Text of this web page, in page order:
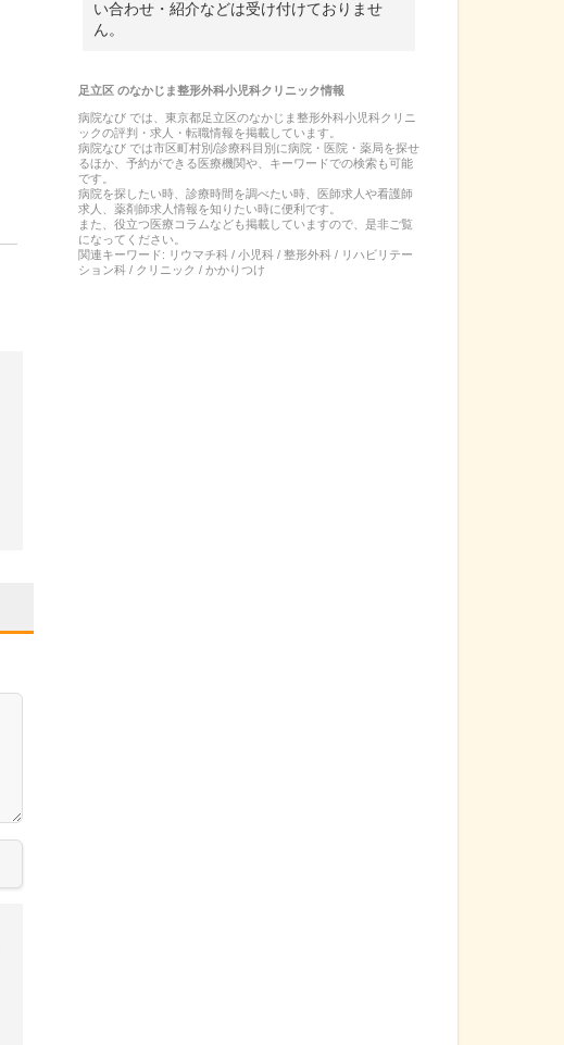
い合わせ・紹介などは受け付けておりませ
ん。
足立区のなかじま整形外科小児科クリニック情報
病院なび では、 東京都足立区のなかじま整形外科小児科クリニ
ックの評判・求人・転職情報を掲載しています。
病院なび では市区町村別/診療科目別に病院・医院・薬局を探せ
るほか、予約ができる医療機関や、キーワードでの検索も可能
です。
病院を探したい時、診療時間を調べたい時、医師求人や看護師
求人、薬剤師求人情報を知りたい時に便利です。
また、役立つ医療コラムなども掲載していますので、是非ご覧
になってください。
関連キーワード: リウマチ科 / 小児科 / 整形外科 / リハビリテー
ション科 / クリニック / かかりつけ